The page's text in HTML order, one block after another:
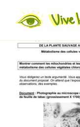
spé SVT